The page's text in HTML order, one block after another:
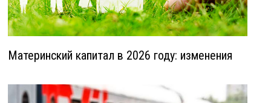
Материнский капитал в 2026 году: изменения